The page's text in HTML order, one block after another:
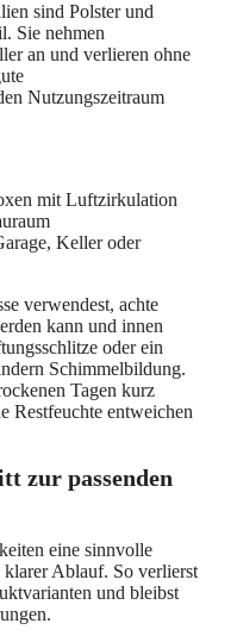
sind Polster und
Sie nehmen
an und verlieren ohne
Nutzungszeitraum
mit Luftzirkulation
Keller oder
verwendest, achte
kann und innen
oder ein
Schimmelbildung.
Tagen kurz
Restfeuchte entweichen
zur passenden
eine sinnvolle
Ablauf. So verlierst
und bleibst